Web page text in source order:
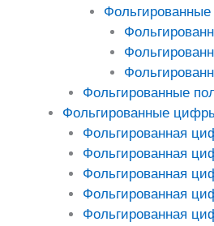
Фольгированные
Фольгированные
Фольгированная
Фольгированная
Фольгированная
Фольгированная
Фольгированная